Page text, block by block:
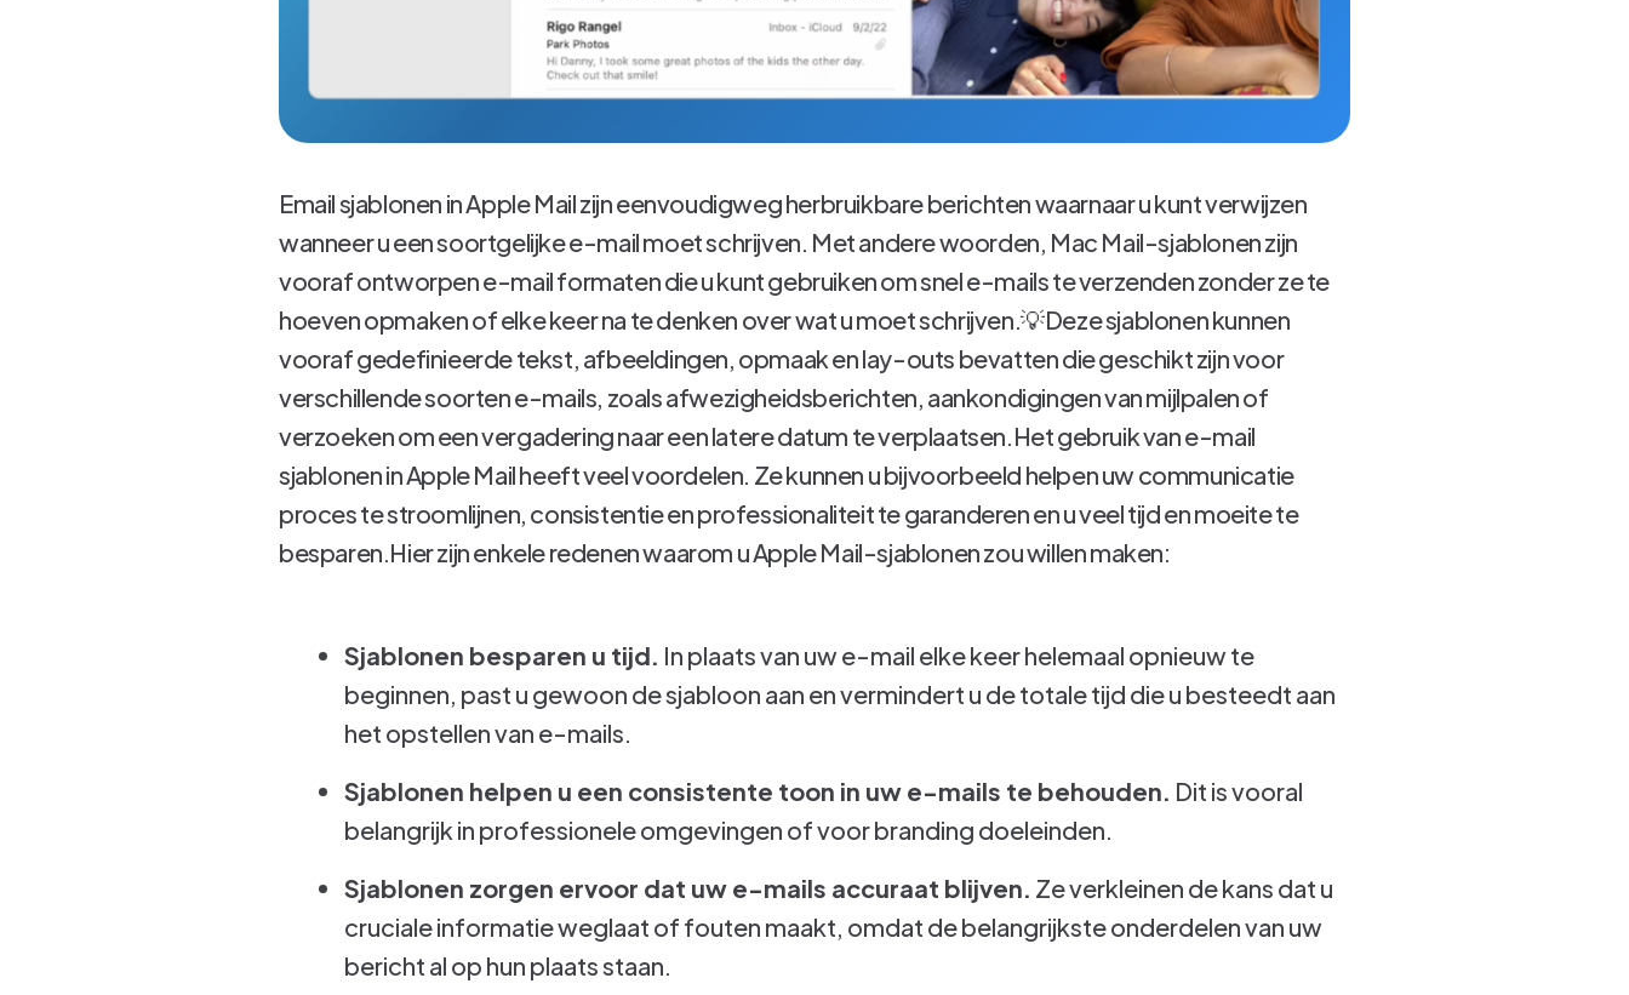
Email sjablonen in Apple Mail zijn eenvoudigweg herbruikbare berichten waarnaar u kunt verwijzen
wanneer u een soortgelijke e-mail moet schrijven. Met andere woorden, Mac Mail-sjablonen zijn
vooraf ontworpen e-mail formaten die u kunt gebruiken om snel e-mails te verzenden zonder ze te
hoeven opmaken of elke keer na te denken over wat u moet schrijven.💡Deze sjablonen kunnen
vooraf gedefinieerde tekst, afbeeldingen, opmaak en lay-outs bevatten die geschikt zijn voor
verschillende soorten e-mails, zoals afwezigheidsberichten, aankondigingen van mijlpalen of
verzoeken om een ​​vergadering naar een latere datum te verplaatsen.Het gebruik van e-mail
sjablonen in Apple Mail heeft veel voordelen. Ze kunnen u bijvoorbeeld helpen uw communicatie
proces te stroomlijnen, consistentie en professionaliteit te garanderen en u veel tijd en moeite te
besparen.Hier zijn enkele redenen waarom u Apple Mail-sjablonen zou willen maken:
Sjablonen besparen u tijd. In plaats van uw e-mail elke keer helemaal opnieuw te
beginnen, past u gewoon de sjabloon aan en vermindert u de totale tijd die u besteedt aan
het opstellen van e-mails.
Sjablonen helpen u een consistente toon in uw e-mails te behouden. Dit is vooral
belangrijk in professionele omgevingen of voor branding doeleinden.
Sjablonen zorgen ervoor dat uw e-mails accuraat blijven. Ze verkleinen de kans dat u
cruciale informatie weglaat of fouten maakt, omdat de belangrijkste onderdelen van uw
bericht al op hun plaats staan.